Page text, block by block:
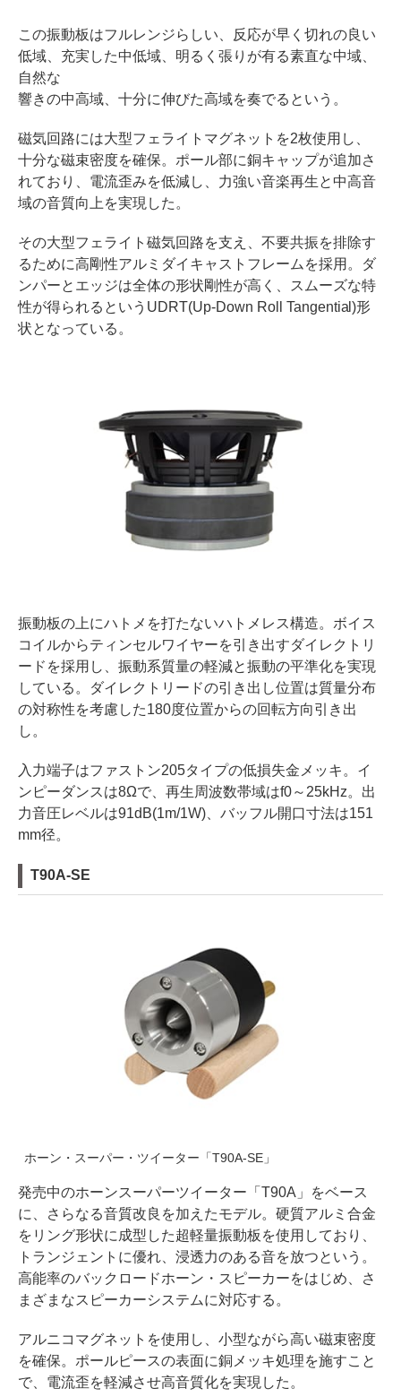
この振動板はフルレンジらしい、反応が早く切れの良い
低域、充実した中低域、明るく張りが有る素直な中域、
自然な
響きの中高域、十分に伸びた高域を奏でるという。
磁気回路には大型フェライトマグネットを2枚使用し、
十分な磁束密度を確保。ポール部に銅キャップが追加さ
れており、電流歪みを低減し、力強い音楽再生と中高音
域の音質向上を実現した。
その大型フェライト磁気回路を支え、不要共振を排除す
るために高剛性アルミダイキャストフレームを採用。ダ
ンパーとエッジは全体の形状剛性が高く、スムーズな特
性が得られるというUDRT(Up-Down Roll Tangential)形
状となっている。
振動板の上にハトメを打たないハトメレス構造。ボイス
コイルからティンセルワイヤーを引き出すダイレクトリ
ードを採用し、振動系質量の軽減と振動の平準化を実現
している。ダイレクトリードの引き出し位置は質量分布
の対称性を考慮した180度位置からの回転方向引き出
し。
入力端子はファストン205タイプの低損失金メッキ。イ
ンピーダンスは8Ωで、再生周波数帯域はf0～25kHz。出
力音圧レベルは91dB(1m/1W)、バッフル開口寸法は151
mm径。
T90A-SE
ホーン・スーパー・ツイーター「T90A-SE」
発売中のホーンスーパーツイーター「T90A」をベース
に、さらなる音質改良を加えたモデル。硬質アルミ合金
をリング形状に成型した超軽量振動板を使用しており、
トランジェントに優れ、浸透力のある音を放つという。
高能率のバックロードホーン・スピーカーをはじめ、さ
まざまなスピーカーシステムに対応する。
アルニコマグネットを使用し、小型ながら高い磁束密度
を確保。ポールピースの表面に銅メッキ処理を施すこと
で、電流歪を軽減させ高音質化を実現した。